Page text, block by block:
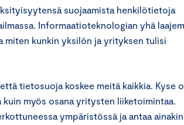
suojaamista henkilötietoja
Informaatioteknologian yhä
kunkin yksilön ja yrityksen tulisi
tietosuoja koskee meitä kaikkia. Kyse
myös osana yritysten liiketoimintaa.
ympäristössä ja antaa ainakin